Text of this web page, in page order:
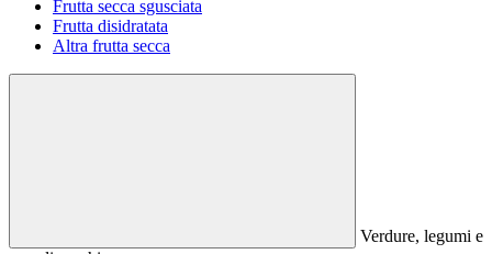
Frutta secca sgusciata
Frutta disidratata
Altra frutta secca
Verdure, legumi e